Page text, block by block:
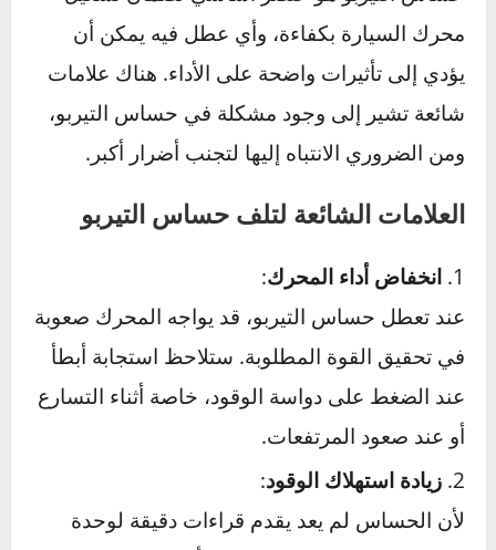
حساس التيربو هو عنصر أساسي لضمان تشغيل
يؤدي إلى تأثيرات واضحة على الأداء. هناك علامات
شائعة تشير إلى وجود مشكلة في حساس التيربو،
ومن الضروري الانتباه إليها لتجنب أضرار أكبر.
العلامات الشائعة لتلف حساس التيربو
انخفاض أداء المحرك:
عند تعطل حساس التيربو، قد يواجه المحرك صعوبة